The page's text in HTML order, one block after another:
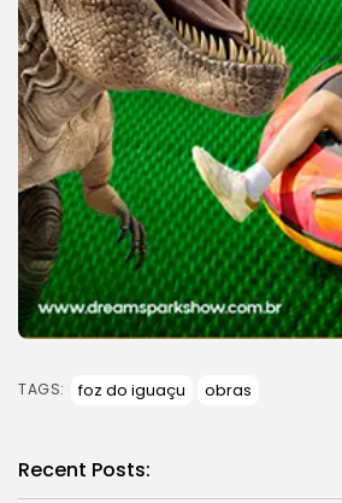
TAGS: foz do iguaçu obras
Recent Posts: